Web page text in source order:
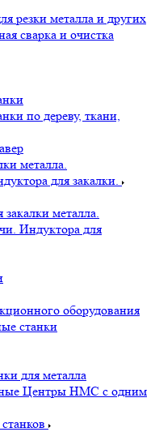
резки металла и других
сварка и очистка
по дереву, ткани,
металла.
для закалки.
металла.
Индуктора для
оборудования
станки
для металла
Центры HMC с одним